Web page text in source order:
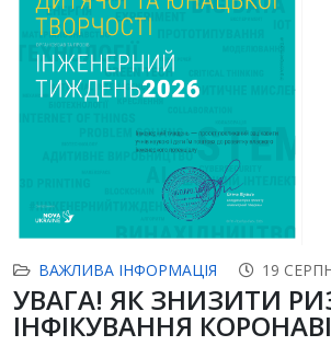
ВАЖЛИВА ІНФОРМАЦІЯ 19
УВАГА! ЯК ЗНИЗИТИ
ІНФІКУВАННЯ